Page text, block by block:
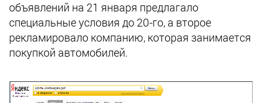
объявлений на 21 января предлагало
специальные условия до 20-го, а второе
рекламировало компанию, которая занимается
покупкой автомобилей.